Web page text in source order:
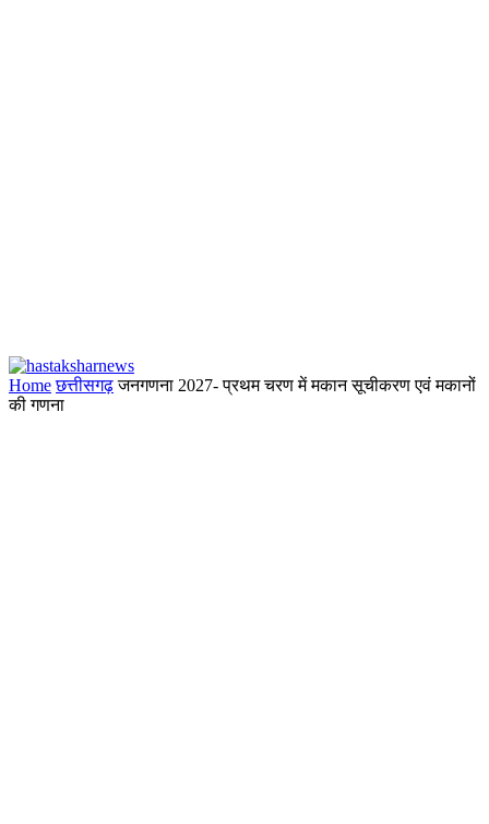
Home छत्तीसगढ़ जनगणना 2027- प्रथम चरण में मकान सूचीकरण एवं मकानों
की गणना